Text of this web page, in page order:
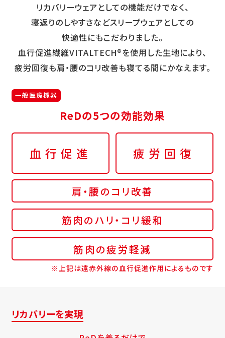
リカバリーウェアとしての機能だけでなく、
寝返りのしやすさなどスリープウェアとしての
快適性にもこだわりました。
血行促進繊維VITALTECH®を使用した生地により、
疲労回復も肩・腰のコリ改善も寝てる間にかなえます。
一般医療機器
ReDの5つの効能効果
血行促進 疲労回復
肩・腰のコリ改善
筋肉のハリ・コリ緩和
筋肉の疲労軽減
※上記は遠赤外線の血行促進作用によるものです
リカバリーを実現